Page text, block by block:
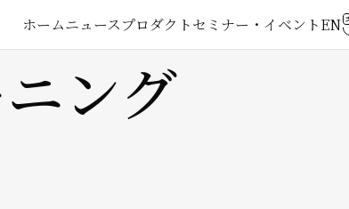
メ
イ
ホームニュースプロダクトセミナー・イベント
ング